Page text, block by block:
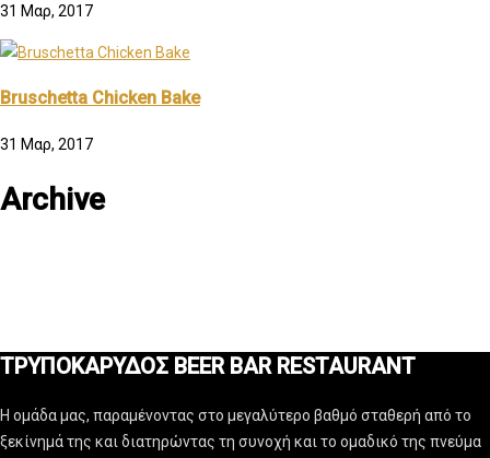
31 Μαρ, 2017
Bruschetta Chicken Bake
31 Μαρ, 2017
Archive
ΤΡΥΠΟΚΑΡΥΔΟΣ BEER BAR RESTAURANT
Η ομάδα μας, παραμένοντας στο μεγαλύτερο βαθμό σταθερή από το
ξεκίνημά της και διατηρώντας τη συνοχή και το ομαδικό της πνεύμα